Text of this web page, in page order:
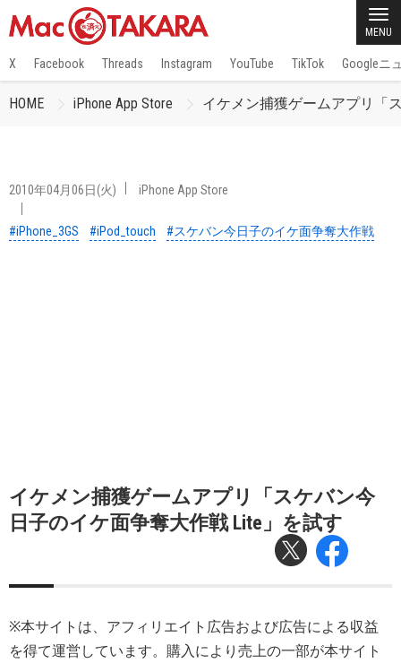
MENU
X Facebook Threads Instagram YouTube TikTok Googleニ
HOME iPhone App Store イケメン捕獲ゲームアプリ「
2010年04月06日(火) iPhone App Store
#iPhone_3GS #iPod_touch #スケバン今日子のイケ面争奪大作戦
イケメン捕獲ゲームアプリ「スケバン今
日子のイケ面争奪大作戦 Lite」を試す
※本サイトは、アフィリエイト広告および広告による収益
を得て運営しています。購入により売上の一部が本サイト